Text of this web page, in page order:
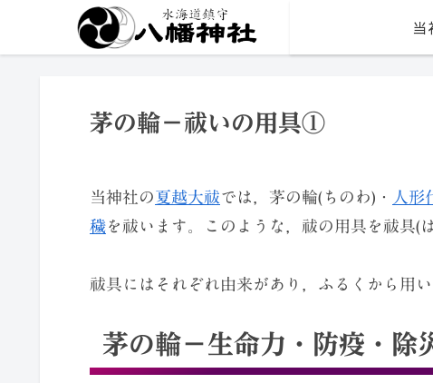
当
茅の輪－祓いの用具①
当神社の夏越大祓では，茅の輪(ちのわ)・ 人形
穢を祓います。このような，祓の用具を祓具(
祓具にはそれぞれ由来があり，ふるくから用い
茅の輪－生命力・防疫・除